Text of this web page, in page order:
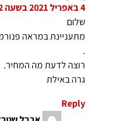
4 באפריל 2021 בשעה 12:12
שלום
.
רוצה לדעת מה המחיר.
גרה באילת
Reply